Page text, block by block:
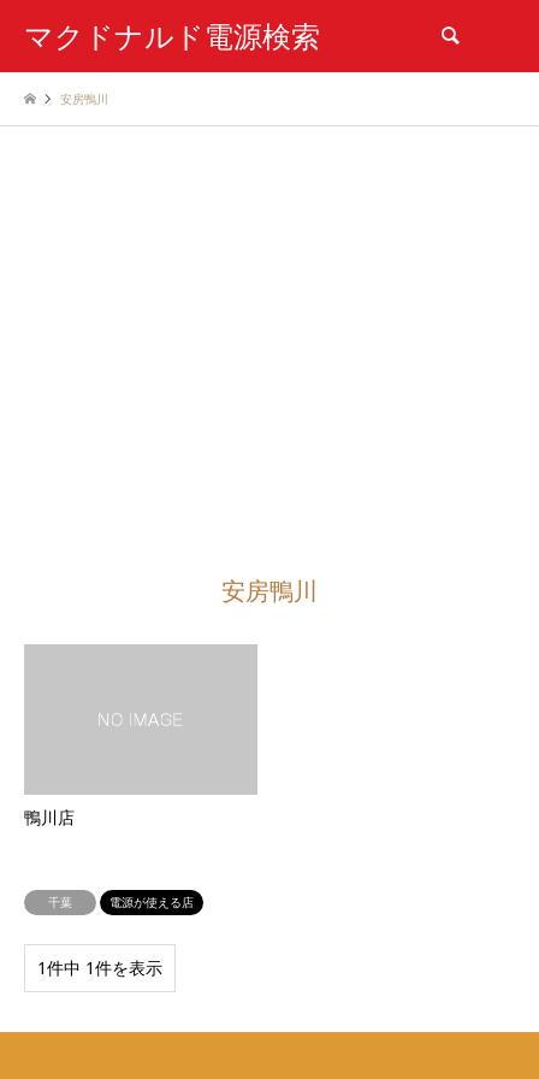
マクドナルド電源検索
安房鴨川
安房鴨川
鴨川店
千葉 電源が使える店
1件中 1件を表示